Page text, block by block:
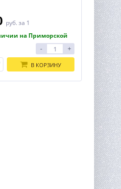
руб. за 1
на Приморской
- +
В КОРЗИНУ